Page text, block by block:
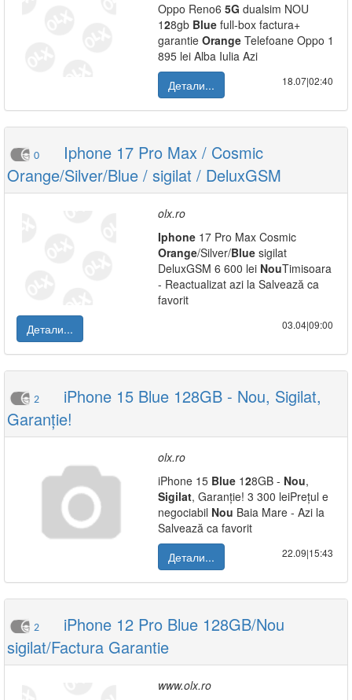
Oppo Reno6 5G dualsim NOU
128gb Blue full-box factura+
garantie Orange Telefoane Oppo 1
895 lei Alba Iulia Azi
Детали...
18.07|02:40
0
Iphone 17 Pro Max / Cosmic
Orange/Silver/Blue / sigilat / DeluxGSM
olx.ro
Iphone 17 Pro Max Cosmic
Orange/Silver/Blue sigilat
DeluxGSM 6 600 lei NouTimisoara
- Reactualizat azi la Salvează ca
favorit
Детали...
03.04|09:00
2
iPhone 15 Blue 128GB - Nou, Sigilat,
Garanție!
olx.ro
iPhone 15 Blue 128GB - Nou,
Sigilat, Garanție! 3 300 leiPrețul e
negociabil Nou Baia Mare - Azi la
Salvează ca favorit
Детали...
22.09|15:43
2
iPhone 12 Pro Blue 128GB/Nou
sigilat/Factura Garantie
www.olx.ro